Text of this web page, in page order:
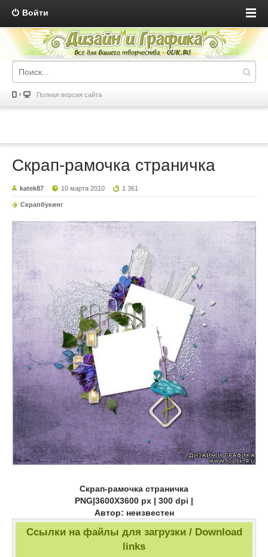
Войти
Полная версия сайта
Скрап-рамочка страничка
katek87 10 марта 2010 1 361
Скрапбукинг
Скрап-рамочка страничка
PNG|3600X3600 px | 300 dpi |
Автор: неизвестен
Ссылки на файлы для загрузки / Download
links